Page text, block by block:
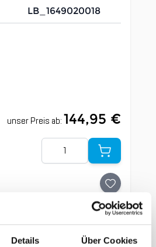
Details Über Cookies
LB_1649020018
unser Preis ab:144,95 €
Menge
Deuter Trail 22 SL black